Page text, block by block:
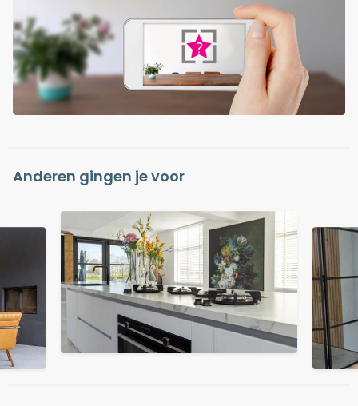
Anderen gingen je voor